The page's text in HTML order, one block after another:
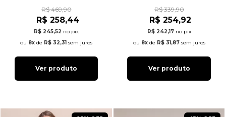
R$ 469,90
R$ 258,44
R$ 245,52 no pix
8x de R$ 32,31 sem juros
Ver produto
R$ 339,90
R$ 254,92
R$ 242,17 no pix
8xde R$ 31,87sem juros
Ver produto